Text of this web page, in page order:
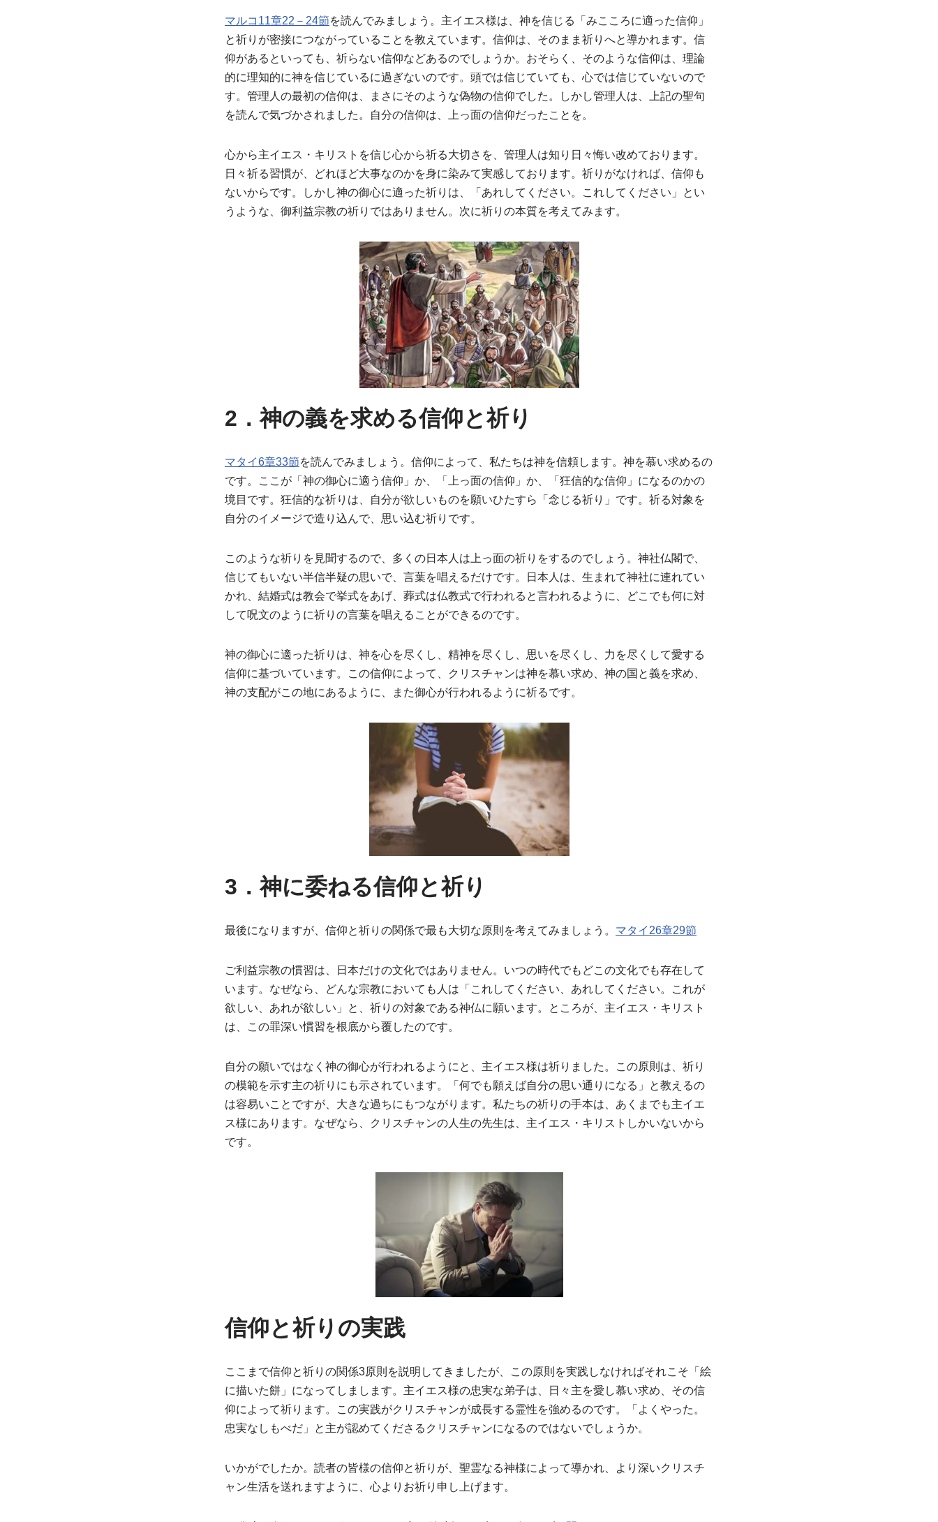
マルコ11章22－24節を読んでみましょう。主イエス様は、神を信じる「みこころに適った信仰」
と祈りが密接につながっていることを教えています。信仰は、そのまま祈りへと導かれます。信
仰があるといっても、祈らない信仰などあるのでしょうか。おそらく、そのような信仰は、理論
的に理知的に神を信じているに過ぎないのです。頭では信じていても、心では信じていないので
す。管理人の最初の信仰は、まさにそのような偽物の信仰でした。しかし管理人は、上記の聖句
を読んで気づかされました。自分の信仰は、上っ面の信仰だったことを。
心から主イエス・キリストを信じ心から祈る大切さを、管理人は知り日々悔い改めております。
日々祈る習慣が、どれほど大事なのかを身に染みて実感しております。祈りがなければ、信仰も
ないからです。しかし神の御心に適った祈りは、「あれしてください。これしてください」とい
うような、御利益宗教の祈りではありません。次に祈りの本質を考えてみます。
2．神の義を求める信仰と祈り
マタイ6章33節を読んでみましょう。信仰によって、私たちは神を信頼します。神を慕い求めるの
です。ここが「神の御心に適う信仰」か、「上っ面の信仰」か、「狂信的な信仰」になるのかの
境目です。狂信的な祈りは、自分が欲しいものを願いひたすら「念じる祈り」です。祈る対象を
自分のイメージで造り込んで、思い込む祈りです。
このような祈りを見聞するので、多くの日本人は上っ面の祈りをするのでしょう。神社仏閣で、
信じてもいない半信半疑の思いで、言葉を唱えるだけです。日本人は、生まれて神社に連れてい
かれ、結婚式は教会で挙式をあげ、葬式は仏教式で行われると言われるように、どこでも何に対
して呪文のように祈りの言葉を唱えることができるのです。
神の御心に適った祈りは、神を心を尽くし、精神を尽くし、思いを尽くし、力を尽くして愛する
信仰に基づいています。この信仰によって、クリスチャンは神を慕い求め、神の国と義を求め、
神の支配がこの地にあるように、また御心が行われるように祈るです。
3．神に委ねる信仰と祈り
最後になりますが、信仰と祈りの関係で最も大切な原則を考えてみましょう。 マタイ26章29節
ご利益宗教の慣習は、日本だけの文化ではありません。いつの時代でもどこの文化でも存在して
います。なぜなら、どんな宗教においても人は「これしてください、あれしてください。これが
欲しい、あれが欲しい」と、祈りの対象である神仏に願います。ところが、主イエス・キリスト
は、この罪深い慣習を根底から覆したのです。
自分の願いではなく神の御心が行われるようにと、主イエス様は祈りました。この原則は、祈り
の模範を示す主の祈りにも示されています。「何でも願えば自分の思い通りになる」と教えるの
は容易いことですが、大きな過ちにもつながります。私たちの祈りの手本は、あくまでも主イエ
ス様にあります。なぜなら、クリスチャンの人生の先生は、主イエス・キリストしかいないから
です。
信仰と祈りの実践
ここまで信仰と祈りの関係3原則を説明してきましたが、この原則を実践しなければそれこそ「絵
に描いた餅」になってしまします。主イエス様の忠実な弟子は、日々主を愛し慕い求め、その信
仰によって祈ります。この実践がクリスチャンが成長する霊性を強めるのです。「よくやった。
忠実なしもべだ」と主が認めてくださるクリスチャンになるのではないでしょうか。
いかがでしたか。読者の皆様の信仰と祈りが、聖霊なる神様によって導かれ、より深いクリスチ
ャン生活を送れますように、心よりお祈り申し上げます。